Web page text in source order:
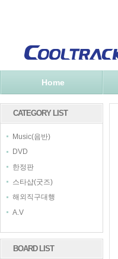
Home
CATEGORY LIST
Music(음반)
DVD
한정판
스타샵(굿즈)
해외직구대행
A.V
BOARD LIST